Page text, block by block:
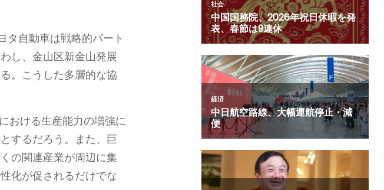
タ自動車は戦略的パート
し、金山区新金山発展
。こうした多層的な協
おける生産能力の増強に
するだろう。また、巨
の関連産業が周辺に集
化が促されるだけでな